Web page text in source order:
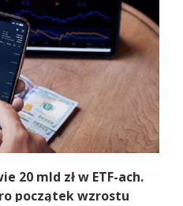
20 mld zł w ETF-ach.
początek wzrostu